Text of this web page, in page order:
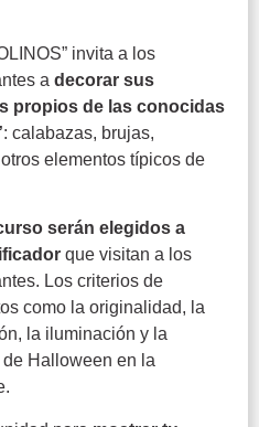
invita a los
a decorar sus
propios de las conocidas
: calabazas, brujas,
elementos típicos de
serán elegidos a
que visitan a los
Los criterios de
como la originalidad, la
la iluminación y la
Halloween en la